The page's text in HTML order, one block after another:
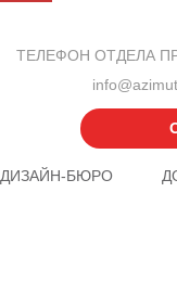
ДИЗАЙН-БЮРО
ТЕЛЕФОН ОТДЕЛА